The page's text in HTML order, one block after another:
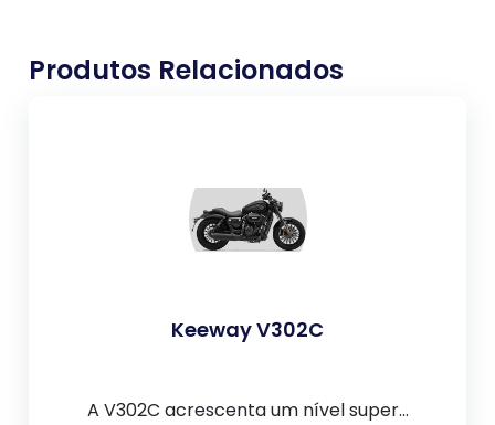
Produtos Relacionados
Keeway V302C
A V302C acrescenta um nível super...